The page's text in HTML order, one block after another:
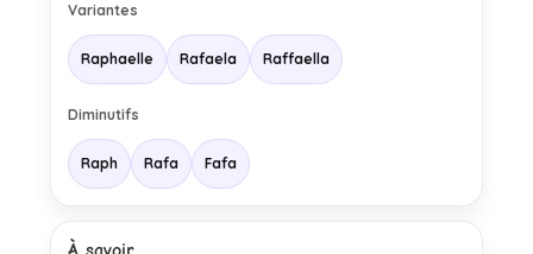
Variantes
Raphaelle Rafaela Raffaella
Diminutifs
Raph Rafa Fafa